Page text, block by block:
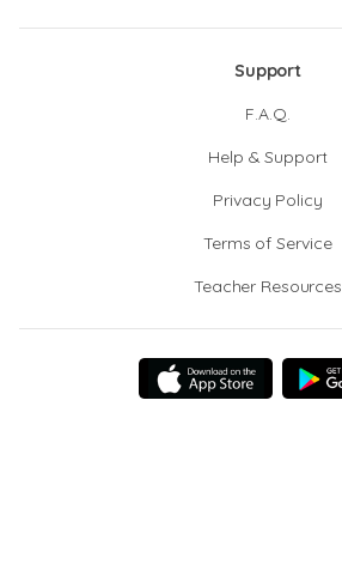
Support
F.A.Q.
Help & Support
Privacy Policy
Terms of Service
Teacher Resources